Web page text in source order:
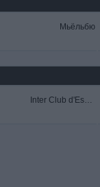
Мьёльбю
Inter Club d'Escaldes